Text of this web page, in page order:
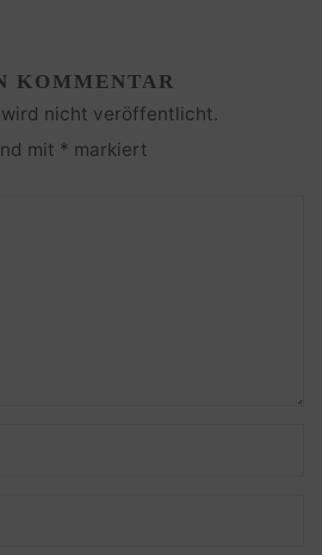
KOMMENTAR
nicht veröffentlicht.
mit * markiert